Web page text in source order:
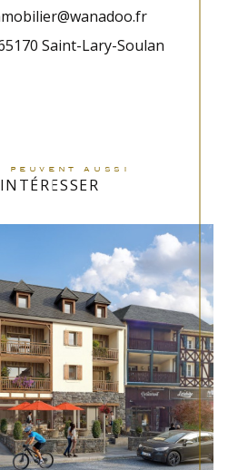
Saint-Lary-Soulan
peuvent aussi